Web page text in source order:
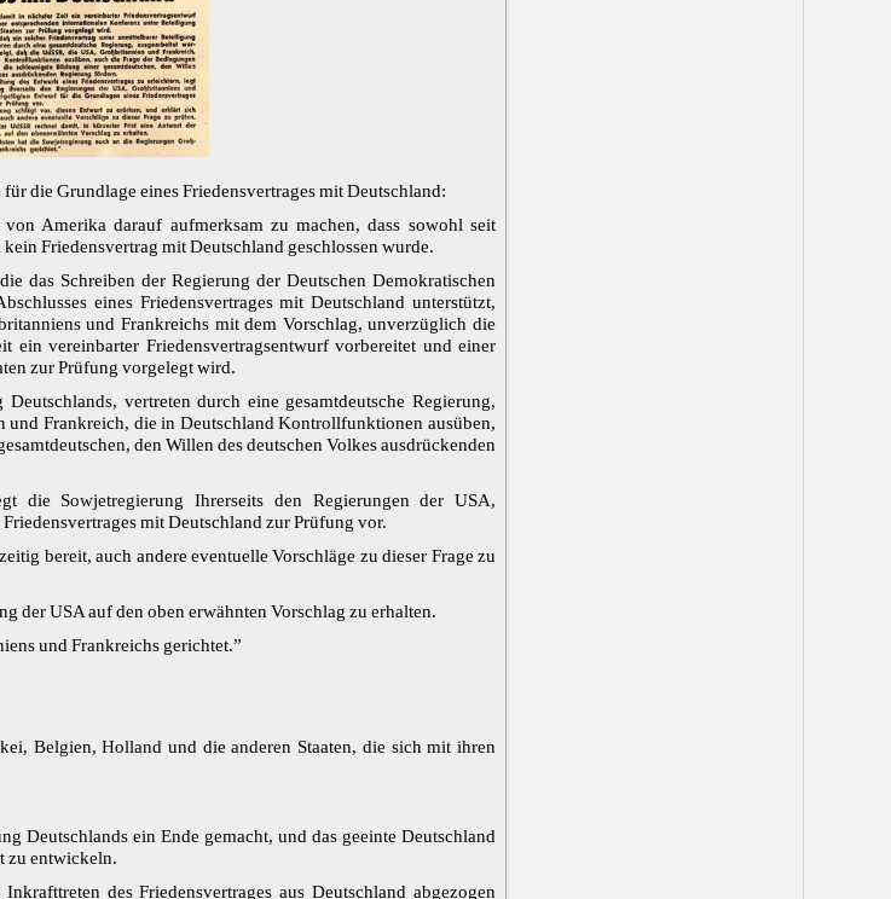
die Grundlage eines Friedensvertrages mit Deutschland:
Amerika darauf aufmerksam zu machen, dass sowohl seit
Friedensvertrag mit Deutschland geschlossen wurde.
das Schreiben der Regierung der Deutschen Demokratischen
eines Friedensvertrages mit Deutschland unterstützt,
und Frankreichs mit dem Vorschlag, unverzüglich die
ein vereinbarter Friedensvertragsentwurf vorbereitet und einer
zur Prüfung vorgelegt wird.
vertreten durch eine gesamtdeutsche Regierung,
und Frankreich, die in Deutschland Kontrollfunktionen ausüben,
den Willen des deutschen Volkes ausdrückenden
die Sowjetregierung Ihrerseits den Regierungen der USA,
mit Deutschland zur Prüfung vor.
bereit, auch andere eventuelle Vorschläge zu dieser Frage zu
der USA auf den oben erwähnten Vorschlag zu erhalten.
und Frankreichs gerichtet.”
Belgien, Holland und die anderen Staaten, die sich mit ihren
Deutschlands ein Ende gemacht, und das geeinte Deutschland
zu entwickeln.
des Friedensvertrages aus Deutschland abgezogen